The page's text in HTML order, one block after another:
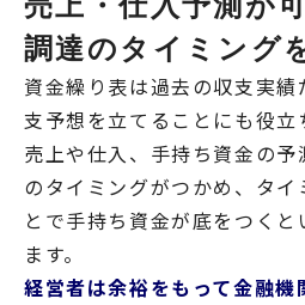
調達のタイミング
資金繰り表は過去の収支実
支予想を立てることにも役立
売上や仕入、手持ち資金の
のタイミングがつかめ、タ
とで手持ち資金が底をつく
ます。
経営者は余裕をもって金融機